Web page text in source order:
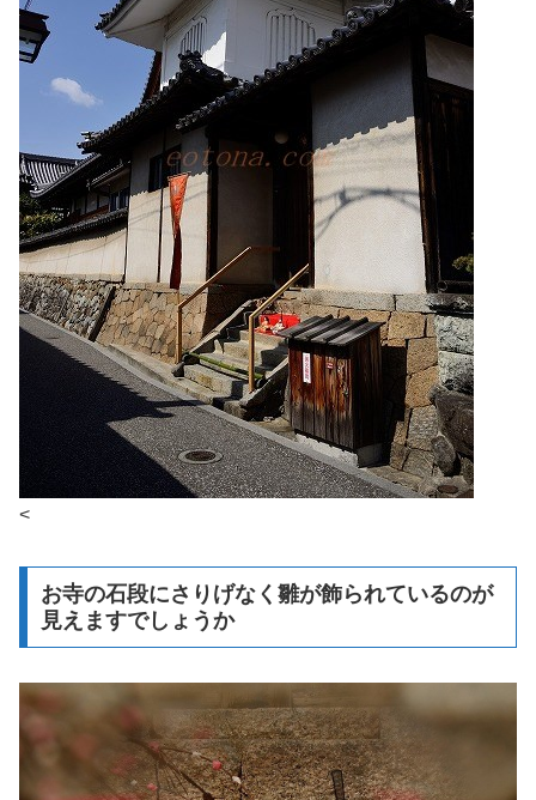
<
お寺の石段にさりげなく雛が飾られているのが
見えますでしょうか